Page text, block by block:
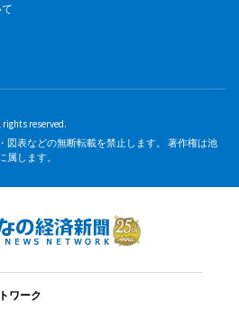
rights reserved.
図表などの無断転載を禁止します。 著作権は池
します。
ワーク